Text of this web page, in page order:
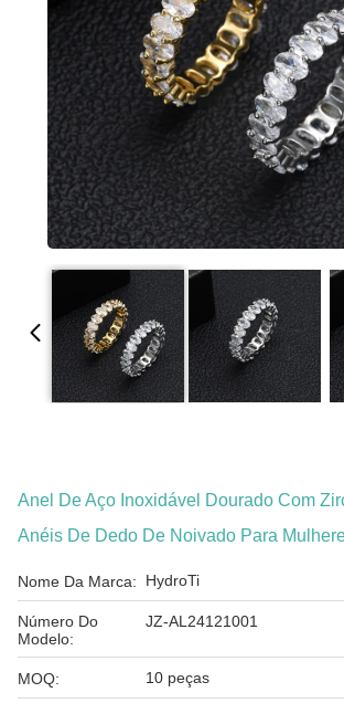
Anel De Aço Inoxidável Dourado Com
Anéis De Dedo De Noivado Para
Nome Da Marca: HydroTi
Número Do
Modelo:
JZ-AL24121001
MOQ: 10 peças